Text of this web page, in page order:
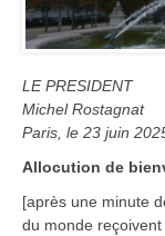
LE PRESIDENT
Michel Rostagnat
Paris, le 23 juin
Allocution de
[après une minute
du monde